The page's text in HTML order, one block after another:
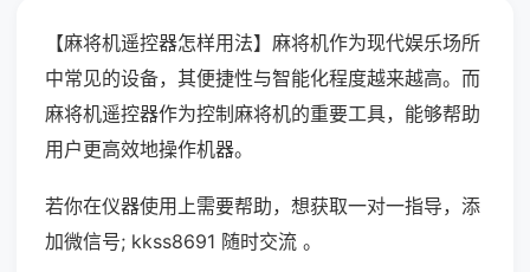
【麻将机遥控器怎样用法】麻将机作为现代娱乐场所
中常见的设备，其便捷性与智能化程度越来越高。而
麻将机遥控器作为控制麻将机的重要工具，能够帮助
用户更高效地操作机器。
若你在仪器使用上需要帮助，想获取一对一指导，添
加微信号; kkss8691 随时交流 。